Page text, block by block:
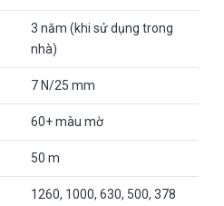
3 năm (khi sử dụng trong
nhà)
7 N/25 mm
60+ màu mờ
50 m
1260, 1000, 630, 500, 378